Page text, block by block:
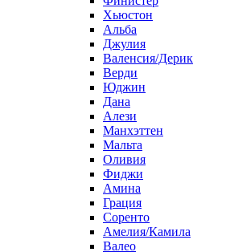
Хьюстон
Альба
Джулия
Валенсия/Дерик
Верди
Юджин
Дана
Алези
Манхэттен
Мальта
Оливия
Фиджи
Амина
Грация
Соренто
Амелия/Камила
Валео